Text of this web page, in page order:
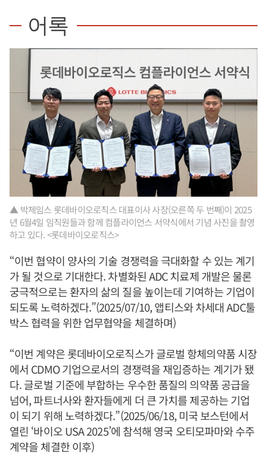
어록
▲ 박제임스 롯데바이오로직스 대표이사 사장(오른쪽 두 번째)이 2025
년 6월4일 임직원들과 함께 컴플라이언스 서약식에서 기념 사진을 촬영
하고 있다. <롯데바이오로직스>
“이번 협약이 양사의 기술 경쟁력을 극대화할 수 있는 계기
가 될 것으로 기대한다. 차별화된 ADC 치료제 개발은 물론
궁극적으로는 환자의 삶의 질을 높이는데 기여하는 기업이
되도록 노력하겠다.”(2025/07/10, 앱티스와 차세대 ADC툴
박스 협력을 위한 업무협약을 체결하며)
“이번 계약은 롯데바이오로직스가 글로벌 항체의약품 시장
에서 CDMO 기업으로서의 경쟁력을 재입증하는 계기가 됐
다. 글로벌 기준에 부합하는 우수한 품질의 의약품 공급을
넘어, 파트너사와 환자들에게 더 큰 가치를 제공하는 기업
이 되기 위해 노력하겠다.”(2025/06/18, 미국 보스턴에서
열린 ‘바이오 USA 2025’에 참석해 영국 오티모파마와 수주
계약을 체결한 이후)